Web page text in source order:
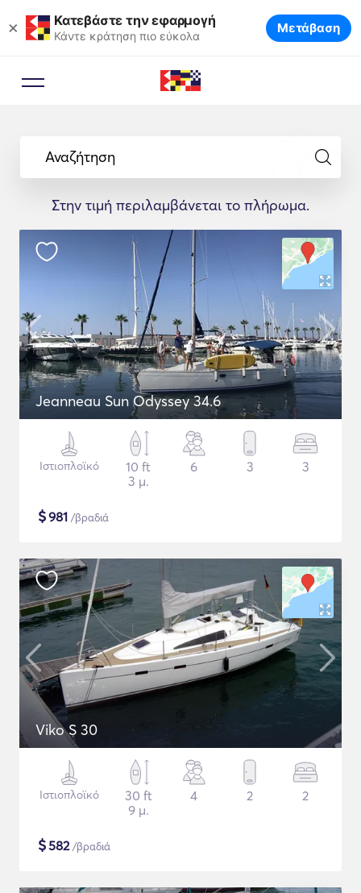
× Κατεβάστε την εφαρμογή
Κάντε κράτηση πιο εύκολα Μετάβαση
Αναζήτηση
Στην τιμή περιλαμβάνεται το πλήρωμα.
Jeanneau Sun Odyssey 34.6
Ιστιοπλοϊκό
10 ft
3 μ.
6 3 3
$981 /βραδιά
Viko S 30
Ιστιοπλοϊκό
30 ft
9 μ.
4 2 2
$582/βραδιά